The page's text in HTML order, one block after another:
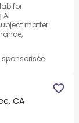
for
AI
matter
sponsorisée
CA